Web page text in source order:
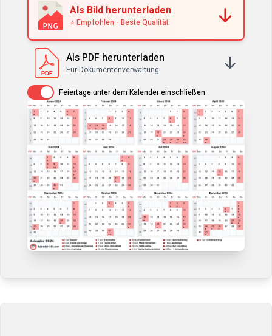
Als Bild herunterladen
⭐ Empfohlen - Beste Qualität
Als PDF herunterladen
Für Dokumentenverwaltung
Av / PåFeiertage unter dem Kalender einschließen